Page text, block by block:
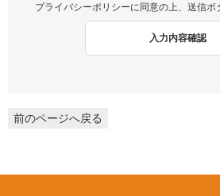
ないよう、個人情報の適切な管理及び保
3. 個人情報の利用
プライバシーポリシーに同意の上、送信ボ
入力内容確認
前のページへ戻る